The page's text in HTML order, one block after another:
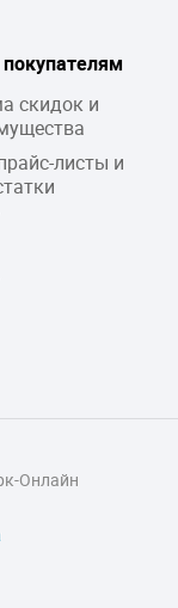
скидок и
листы и
Онлайн